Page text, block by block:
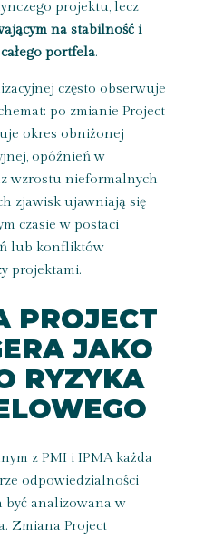
projektu, lecz
na stabilność i
portfela.
często obserwuje
po zmianie Project
okres obniżonej
opóźnień w
wzrostu nieformalnych
zjawisk ujawniają się
czasie w postaci
lub konfliktów
projektami.
PROJECT
JAKO
RYZYKA
z PMI i IPMA każda
odpowiedzialności
analizowana w
Zmiana Project